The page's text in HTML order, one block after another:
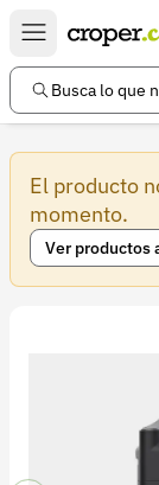
Busca lo que
El producto
momento.
Ver productos
Enlaces de
Preguntas
Ayuda
Información legal
Términos y